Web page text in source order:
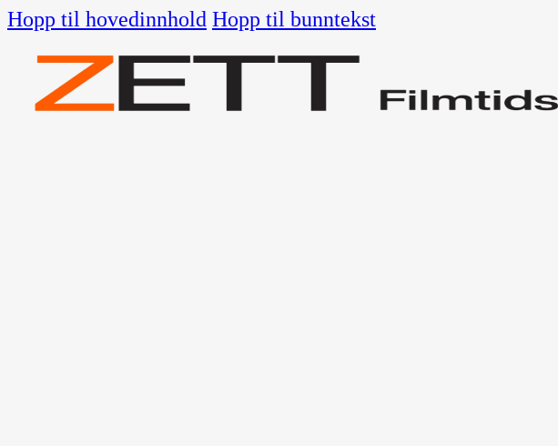
Hopp til hovedinnhold Hopp til bunntekst